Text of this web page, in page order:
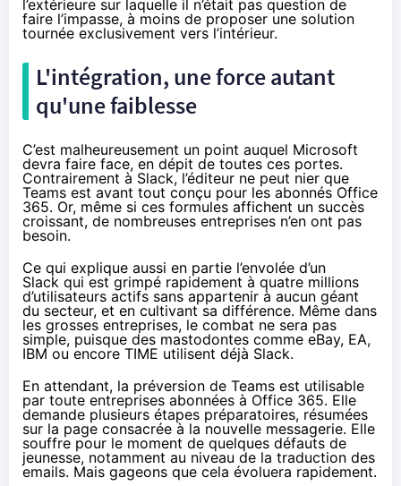
l’extérieure sur laquelle il n’était pas question de
faire l’impasse, à moins de proposer une solution
tournée exclusivement vers l’intérieur.
L'intégration, une force autant
qu'une faiblesse
C’est malheureusement un point auquel Microsoft
devra faire face, en dépit de toutes ces portes.
Contrairement à Slack, l’éditeur ne peut nier que
Teams est avant tout conçu pour les abonnés Office
365. Or, même si ces formules affichent un succès
croissant, de nombreuses entreprises n’en ont pas
besoin.
Ce qui explique aussi en partie l’envolée d’un
Slack qui est grimpé rapidement à quatre millions
d’utilisateurs actifs sans appartenir à aucun géant
du secteur, et en cultivant sa différence. Même dans
les grosses entreprises, le combat ne sera pas
simple, puisque des mastodontes comme eBay, EA,
IBM ou encore TIME utilisent déjà Slack.
En attendant, la préversion de Teams est utilisable
par toute entreprises abonnées à Office 365. Elle
demande plusieurs étapes préparatoires, résumées
sur la page consacrée à la nouvelle messagerie. Elle
souffre pour le moment de quelques défauts de
jeunesse, notamment au niveau de la traduction des
emails. Mais gageons que cela évoluera rapidement.